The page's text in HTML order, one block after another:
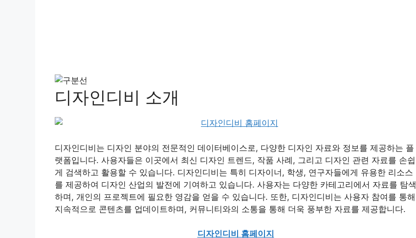
디자인디비 소개
디자인디비는 디자인 분야의 전문적인 데이터베이스로, 다양한 디자인 자료와 정보를 제공하는 플
랫폼입니다. 사용자들은 이곳에서 최신 디자인 트렌드, 작품 사례, 그리고 디자인 관련 자료를 손쉽
게 검색하고 활용할 수 있습니다. 디자인디비는 특히 디자이너, 학생, 연구자들에게 유용한 리소스
를 제공하여 디자인 산업의 발전에 기여하고 있습니다. 사용자는 다양한 카테고리에서 자료를 탐색
하며, 개인의 프로젝트에 필요한 영감을 얻을 수 있습니다. 또한, 디자인디비는 사용자 참여를 통해
지속적으로 콘텐츠를 업데이트하며, 커뮤니티와의 소통을 통해 더욱 풍부한 자료를 제공합니다.
디자인디비 홈페이지